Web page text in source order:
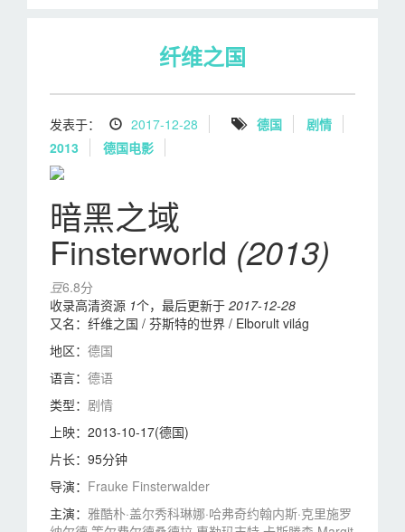
纤维之国
发表于： 2017-12-28 德国
剧情
2013
德国电影
暗黑之域
Finsterworld (2013)
豆6.8分
收录高清资源 1个，最后更新于 2017-12-28
又名： 纤维之国 / 芬斯特的世界 / Elborult világ
地区： 德国
语言： 德语
类型： 剧情
上映： 2013-10-17(德国)
片长： 95分钟
导演： Frauke Finsterwalder
主演： 雅酷朴·盖尔秀科琳娜·哈弗奇约翰内斯·克里施罗